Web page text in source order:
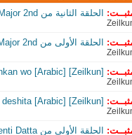
الحلقة الثانية من Major 2nd
الحلقة الأولى من Major 2nd
[Zeilkun] Suki ni Naru Sono Shunkan wo [Arabic]
[Zeilkun] Zutto Mae kara Suki deshita [Arabic]
الحلقة الأولى من Itsudatte Bokura no Koi wa 10 Centi Datta